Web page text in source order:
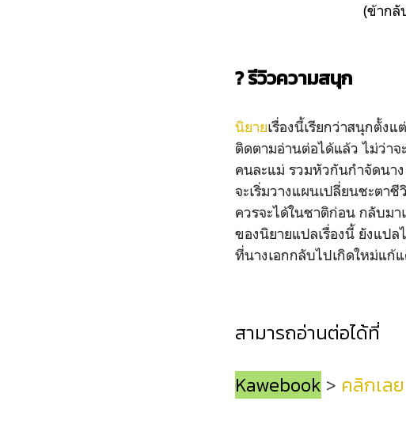
(ข้ากลั
? รีวิวความสนุก
นิยายเรื่องนี้เรียกว่าสนุกตั้ง
ติดตามอ่านต่อได้แล้ว ไม่ว่าจ
คนละแม่ รวมหัวกันกำจัดนา
จะเริ่มวางแผนเปลี่ยนชะตา
ควรจะได้ในชาติก่อน กลับม
ของนิยายแปลเรื่องนี้ ยังแป
ที่นางเอกกลับไปเกิดใหม่แก้
สามารถอ่านต่อได้ที่
Kawebook > คลิกเลย